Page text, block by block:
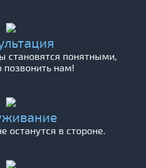
становятся понятными,
позвонить нам!
останутся в стороне.